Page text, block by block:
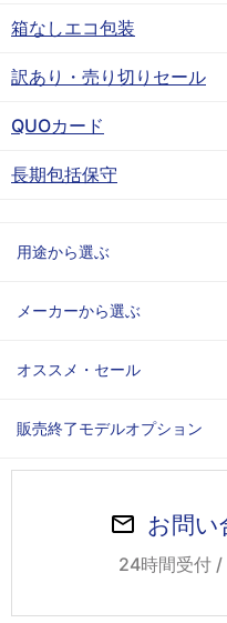
箱なしエコ包装
訳あり・売り切りセール
QUOカード
長期包括保守
用途から選ぶ
メーカーから選ぶ
オススメ・セール
販売終了モデルオプション
お問い
24時間受付 /